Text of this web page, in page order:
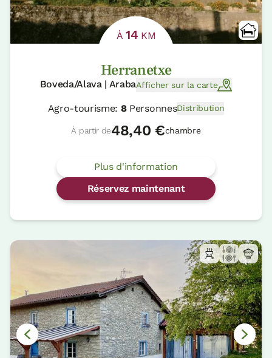
À 14 KM
Herranetxe
Boveda/Alava | ArabaAfficher sur la carte
Agro-tourisme: 8PersonnesDistribution
À partir de48,40 €chambre
Plus d'information
Réservez maintenant